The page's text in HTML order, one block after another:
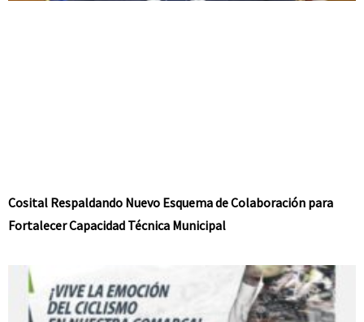
Cosital Respaldando Nuevo Esquema de Colaboración para
Fortalecer Capacidad Técnica Municipal